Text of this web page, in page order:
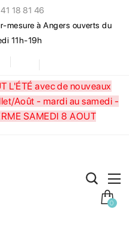
18 81 46
mesure à Angers ouverts du
11h-19h
L'ÉTÉ avec de nouveaux
Août - mardi au samedi -
SAMEDI 8 AOUT
0